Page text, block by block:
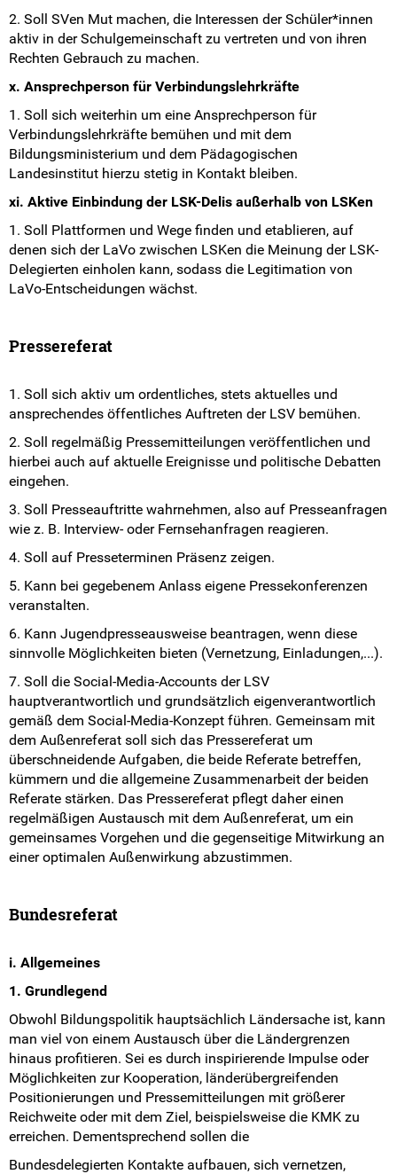
2. Soll SVen Mut machen, die Interessen der Schüler*innen
aktiv in der Schulgemeinschaft zu vertreten und von ihren
Rechten Gebrauch zu machen.
x. Ansprechperson für Verbindungslehrkräfte
1. Soll sich weiterhin um eine Ansprechperson für
Verbindungslehrkräfte bemühen und mit dem
Bildungsministerium und dem Pädagogischen
Landesinstitut hierzu stetig in Kontakt bleiben.
xi. Aktive Einbindung der LSK-Delis außerhalb von LSKen
1. Soll Plattformen und Wege finden und etablieren, auf
denen sich der LaVo zwischen LSKen die Meinung der LSK-
Delegierten einholen kann, sodass die Legitimation von
LaVo-Entscheidungen wächst.
Pressereferat
1. Soll sich aktiv um ordentliches, stets aktuelles und
ansprechendes öffentliches Auftreten der LSV bemühen.
2. Soll regelmäßig Pressemitteilungen veröffentlichen und
hierbei auch auf aktuelle Ereignisse und politische Debatten
eingehen.
3. Soll Presseauftritte wahrnehmen, also auf Presseanfragen
wie z. B. Interview- oder Fernsehanfragen reagieren.
4. Soll auf Presseterminen Präsenz zeigen.
5. Kann bei gegebenem Anlass eigene Pressekonferenzen
veranstalten.
6. Kann Jugendpresseausweise beantragen, wenn diese
sinnvolle Möglichkeiten bieten (Vernetzung, Einladungen,...).
7. Soll die Social-Media-Accounts der LSV
hauptverantwortlich und grundsätzlich eigenverantwortlich
gemäß dem Social-Media-Konzept führen. Gemeinsam mit
dem Außenreferat soll sich das Pressereferat um
überschneidende Aufgaben, die beide Referate betreffen,
kümmern und die allgemeine Zusammenarbeit der beiden
Referate stärken. Das Pressereferat pflegt daher einen
regelmäßigen Austausch mit dem Außenreferat, um ein
gemeinsames Vorgehen und die gegenseitige Mitwirkung an
einer optimalen Außenwirkung abzustimmen.
Bundesreferat
i. Allgemeines
1. Grundlegend
Obwohl Bildungspolitik hauptsächlich Ländersache ist, kann
man viel von einem Austausch über die Ländergrenzen
hinaus profitieren. Sei es durch inspirierende Impulse oder
Möglichkeiten zur Kooperation, länderübergreifenden
Positionierungen und Pressemitteilungen mit größerer
Reichweite oder mit dem Ziel, beispielsweise die KMK zu
erreichen. Dementsprechend sollen die
Bundesdelegierten Kontakte aufbauen, sich vernetzen,